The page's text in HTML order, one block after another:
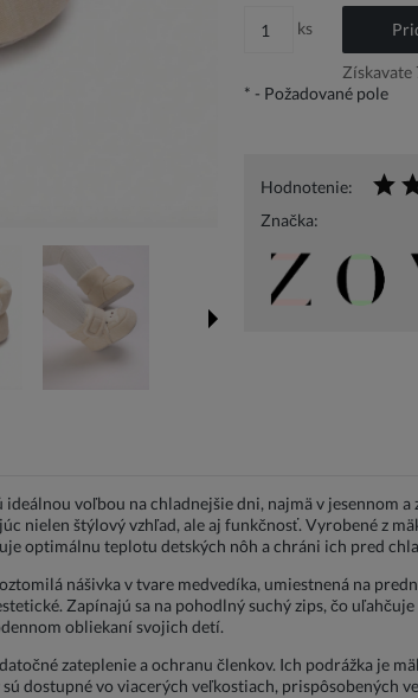
ks
Získavate
* - Požadované pole
Hodnotenie:
Značka:
voľbou na chladnejšie dni, najmä v jesennom
nielen štýlový vzhľad, ale aj funkčnosť. Vyrobené z
optimálnu teplotu detských nôh a chráni ich pred
nášivka v tvare medvedíka, umiestnená na
Zapínajú sa na pohodlný suchý zips, čo
obliekaní svojich detí.
zateplenie a ochranu členkov. Ich podrážka je
dostupné vo viacerých veľkostiach, prispôsobených